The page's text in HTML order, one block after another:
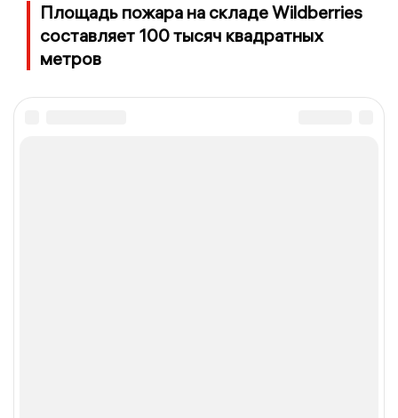
Площадь пожара на складе Wildberries
составляет 100 тысяч квадратных
метров